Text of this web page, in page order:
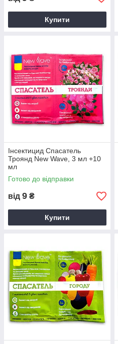
Купити
Інсектицид Спасатель
Троянд New Wave, 3 мл +10
мл
Готово до відправки
від 9 ₴
Купити